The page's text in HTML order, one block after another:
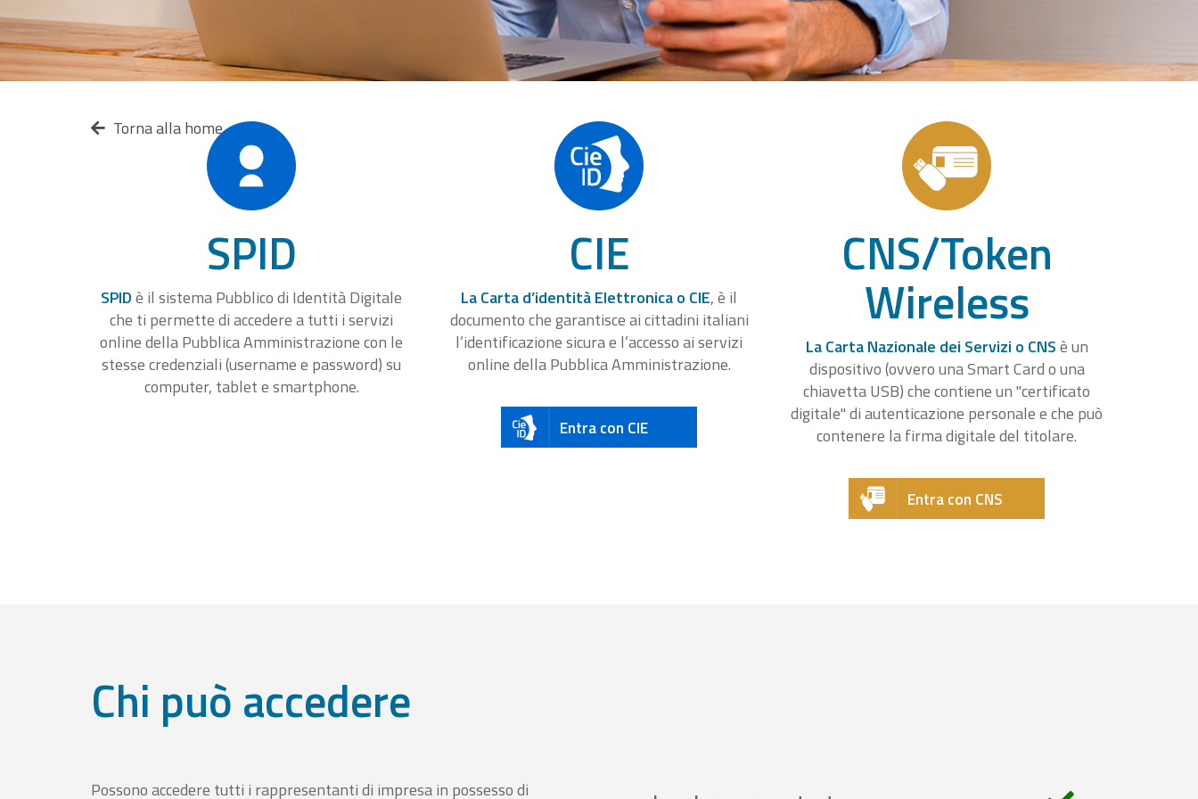
Torna alla home
SPID
SPIDè il sistema Pubblico di Identità Digitale
che ti permette di accedere a tutti i servizi
online della Pubblica Amministrazione con le
stesse credenziali (username e password) su
computer, tablet e smartphone.
CIE
La Carta d’identità Elettronica o CIE, è il
documento che garantisce ai cittadini italiani
l’identificazione sicura e l’accesso ai servizi
online della Pubblica Amministrazione.
Entra con CIE
CNS/Token
Wireless
La Carta Nazionale dei Servizi o CNSè un
dispositivo (ovvero una Smart Card o una
chiavetta USB) che contiene un "certificato
digitale" di autenticazione personale e che può
contenere la firma digitale del titolare.
Entra con CNS
Chi può accedere
Possono accedere tutti i rappresentanti di impresa in possesso di